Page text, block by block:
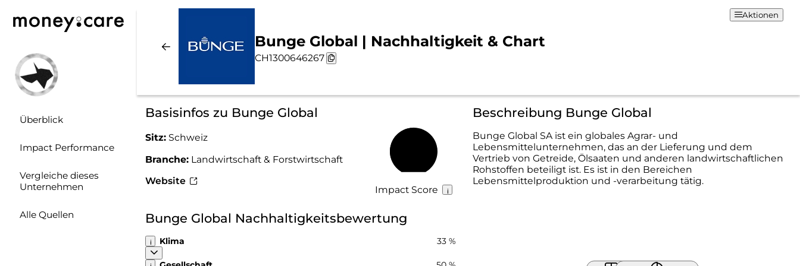
Überblick
Impact Performance
Vergleiche dieses
Unternehmen
Alle Quellen
Bunge Global | Nachhaltigkeit & Chart
CH1300646267
Aktionen
Basisinfos zu Bunge Global
Sitz: Schweiz
Branche: Landwirtschaft & Forstwirtschaft
Website
Impact Score
Beschreibung Bunge Global
Bunge Global SA ist ein globales Agrar- und
Lebensmittelunternehmen, das an der Lieferung und dem
Vertrieb von Getreide, Ölsaaten und anderen landwirtschaftlichen
Rohstoffen beteiligt ist. Es ist in den Bereichen
Lebensmittelproduktion und -verarbeitung tätig.
Bunge Global Nachhaltigkeitsbewertung
Klima 33 %